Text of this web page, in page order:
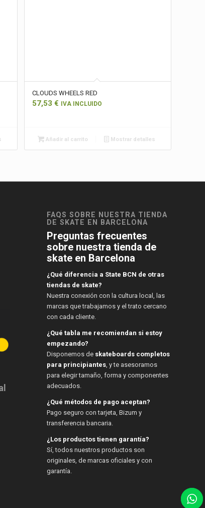
CLOUDS WHEELS RED
57,53 € IVA INCLUIDO
Añadir al carrito Mostrar detalles
FAQS SOBRE NUESTRA TIENDA
DE SKATE EN BARCELONA
Preguntas frecuentes
sobre nuestra tienda de
skate en Barcelona
¿Qué diferencia a State BCN de otras
tiendas de skate?
Nuestra conexión con la cultura local, las
marcas que trabajamos y el trato cercano
con cada cliente.
¿Qué tabla me recomiendan si estoy
empezando?
Disponemos de skateboards completos
para principiantes, y te asesoramos
para elegir tamaño, forma y componentes
adecuados.
¿Qué métodos de pago aceptan?
Pago seguro con tarjeta, Bizum y
transferencia bancaria.
¿Los productos tienen garantía?
Sí, todos nuestros productos son
originales, de marcas oficiales y con
garantía.